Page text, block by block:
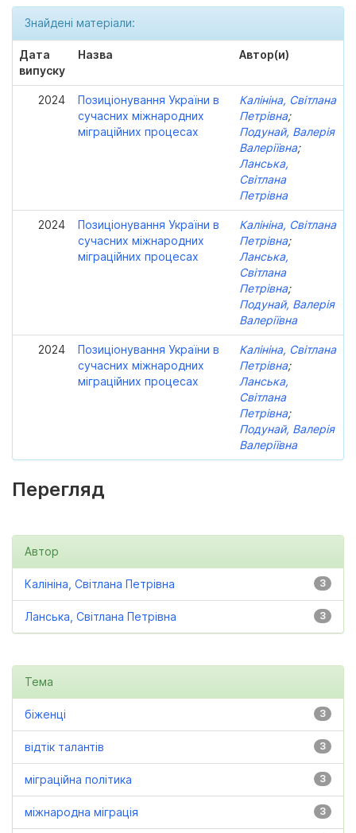
Знайдені матеріали:
Дата
випуску
Назва Автор(и)
2024
Позиціонування України в
сучасних міжнародних
міграційних процесах
Калініна, Світлана
Петрівна;
Подунай, Валерія
Валеріївна;
Ланська,
Світлана
Петрівна
2024
Позиціонування України в
сучасних міжнародних
міграційних процесах
Калініна, Світлана
Петрівна;
Ланська,
Світлана
Петрівна;
Подунай, Валерія
Валеріївна
2024
Позиціонування України в
сучасних міжнародних
міграційних процесах
Калініна, Світлана
Петрівна;
Ланська,
Світлана
Петрівна;
Подунай, Валерія
Валеріївна
Перегляд
Автор
3
Калініна, Світлана Петрівна
3
Ланська, Світлана Петрівна
Тема
3
біженці
3
відтік талантів
3
міграційна політика
3
міжнародна міграція